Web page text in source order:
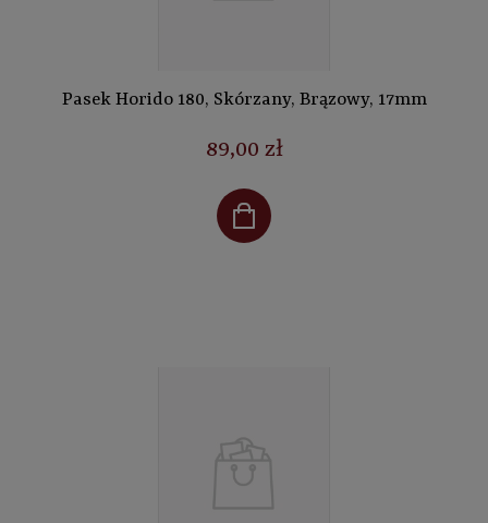
Pasek Horido 180, Skórzany, Brązowy, 17mm
89,00 zł